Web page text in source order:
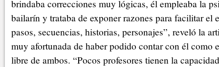
brindaba correcciones muy lógicas, él empleaba la
bailarín y trataba de exponer razones para facilitar el
pasos, secuencias, historias, personajes”, reveló la
muy afortunada de haber podido contar con él como
libre de ambos. “Pocos profesores tienen la